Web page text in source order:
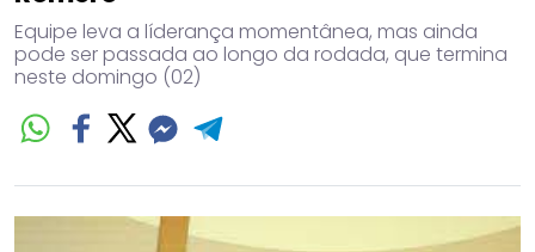
Equipe leva a líderança momentânea, mas ainda
pode ser passada ao longo da rodada, que termina
neste domingo (02)